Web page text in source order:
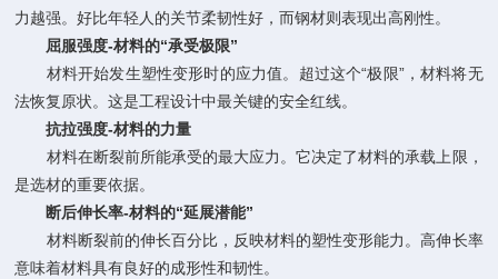
力越强。好比年轻人的关节柔韧性好，而钢材则表现出高刚性。
屈服强度​-材料的“承受极限”
材料开始发生塑性变形时的应力值。超过这个“极限”，材料将无
法恢复原状。这是工程设计中最关键的安全红线。
抗拉强度​-材料的力量
材料在断裂前所能承受的最大应力。它决定了材料的承载上限，
是选材的重要依据。
断后伸长率​-材料的“延展潜能”
材料断裂前的伸长百分比，反映材料的塑性变形能力。高伸长率
意味着材料具有良好的成形性和韧性。